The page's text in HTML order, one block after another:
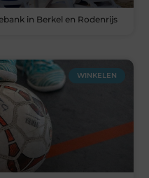
in Berkel en Rodenrijs
WINKELEN